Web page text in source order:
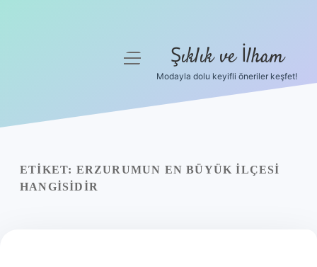
Yasal Uyarı
menüyü
Şıklık ve İlham
Modayla dolu keyifli öneriler keşfet!
ETIKET: ERZURUMUN EN BÜYÜK ILÇESI
HANGISIDIR